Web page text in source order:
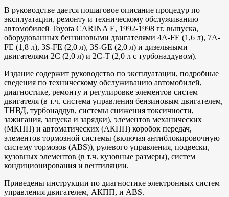
В руководстве дается пошаговое описание процедур по
эксплуатации, ремонту и техническому обслуживанию
автомобилей Toyota CARINA E, 1992-1998 гг. выпуска,
оборудованных бензиновыми двигателями 4A-FE (1,6 л), 7A-
FE (1,8 л), 3S-FE (2,0 л), 3S-GE (2,0 л) и дизельными
двигателями 2С (2,0 л) и 2С-Т (2,0 л с турбонаддувом).
Издание содержит руководство по эксплуатации, подробные
сведения по техническому обслуживанию автомобилей,
диагностике, ремонту и регулировке элементов систем
двигателя (в т.ч. система управления бензиновым двигателем,
ТНВД, турбонаддув, системы снижения токсичности,
зажигания, запуска и зарядки), элементов механических
(МКПП) и автоматических (АКПП) коробок передач,
элементов тормозной системы (включая антиблокировочную
систему тормозов (ABS)), рулевого управления, подвески,
кузовных элементов (в т.ч. кузовные размеры), систем
кондиционирования и вентиляции.
Приведены инструкции по диагностике электронных систем
управления двигателем, АКПП, и ABS.